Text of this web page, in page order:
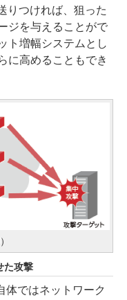
りつければ、狙った
ジを与えることがで
ト増幅システムとし
に高めることもでき
た攻撃
ではネットワーク